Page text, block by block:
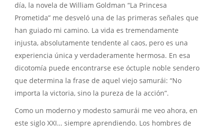
día, la novela de William Goldman “La Princesa
Prometida” me desveló una de las primeras señales que
han guiado mi camino. La vida es tremendamente
injusta, absolutamente tendente al caos, pero es una
experiencia única y verdaderamente hermosa. En esa
dicotomía puede encontrarse ese óctuple noble sendero
que determina la frase de aquel viejo samurái: “No
importa la victoria, sino la pureza de la acción”.
Como un moderno y modesto samurái me veo ahora, en
este siglo XXI… siempre aprendiendo. Los hombres de